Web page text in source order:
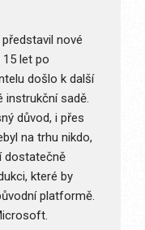
nové
let po
došlo k další
instrukční sadě.
důvod, i přes
na trhu nikdo,
dostatečně
které by
platformě.